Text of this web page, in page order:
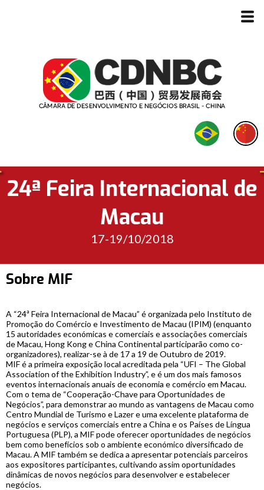
24ª Feira Internacional de
Macau
17-19/10/2018
Sobre MIF
A “24ª Feira Internacional de Macau” é organizada pelo Instituto de
Promoção do Comércio e Investimento de Macau (IPIM) (enquanto
15 autoridades económicas e comerciais e associações comerciais
de Macau, Hong Kong e China Continental participarão como co-
organizadores), realizar-se à de 17 a 19 de Outubro de 2019.
MIF é a primeira exposição local acreditada pela “UFI – The Global
Association of the Exhibition Industry”, e é um dos mais famosos
eventos internacionais anuais de economia e comércio em Macau.
Com o tema de “Cooperação-Chave para Oportunidades de
Negócios”, para demonstrar ao mundo as vantagens de Macau como
Centro Mundial de Turismo e Lazer e uma excelente plataforma de
negócios e serviços comerciais entre a China e os Países de Língua
Portuguesa (PLP), a MIF pode oferecer oportunidades de negócios
bem como benefícios sob o ambiente económico diversificado de
Macau. A MIF também se dedica a apresentar potenciais parceiros
aos expositores participantes, cultivando assim oportunidades
dinâmicas de novos negócios para desenvolver e estabelecer
negócios.